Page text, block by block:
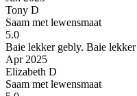
Tony D
Saam met lewensmaat
5.0
Baie lekker gebly. Baie lekker
Apr 2025
Elizabeth D
Saam met lewensmaat